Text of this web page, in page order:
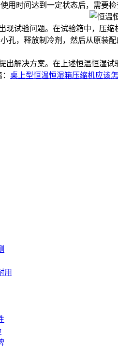
用时间达到一定状态后，需要
试验问题。在试验箱中，压
孔，释放制冷剂，然后从原装
解决方案。在上述恒温恒湿试
桌上型恒温恒湿箱压缩机应该怎
用